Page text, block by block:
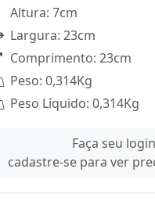
Altura: 7cm
Largura: 23cm
Comprimento: 23cm
Peso: 0,314Kg
Peso Líquido: 0,314Kg
Faça seu
cadastre-se para ver